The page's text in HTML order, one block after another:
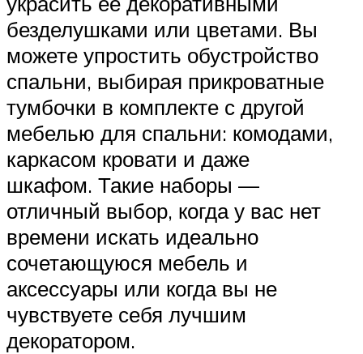
безделушками или цветами. Вы
можете упростить обустройство
спальни, выбирая прикроватные
тумбочки в комплекте с другой
мебелью для спальни: комодами,
каркасом кровати и даже
шкафом. Такие наборы —
отличный выбор, когда у вас нет
времени искать идеально
сочетающуюся мебель и
аксессуары или когда вы не
чувствуете себя лучшим
декоратором.